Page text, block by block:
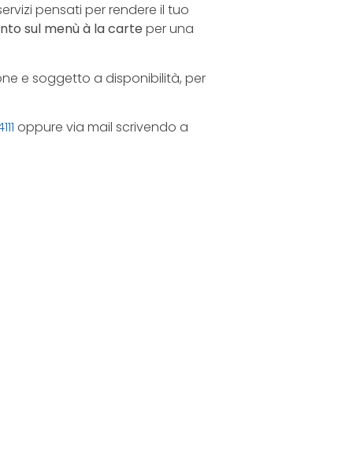
pensati per rendere il tuo
sul menù à la carte per una
e soggetto a disponibilità, per
oppure via mail scrivendo a